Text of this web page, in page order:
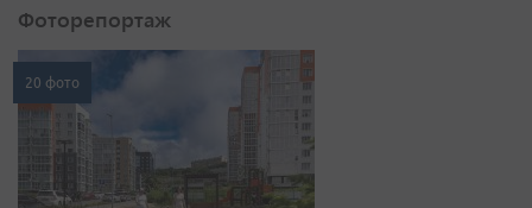
Фоторепортаж
20 фото